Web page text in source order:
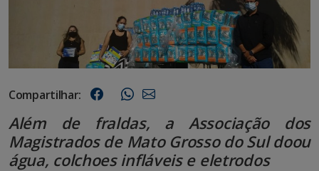
Compartilhar:
Além de fraldas, a Associação dos
Magistrados de Mato Grosso do Sul doou
água, colchoes infláveis e eletrodos